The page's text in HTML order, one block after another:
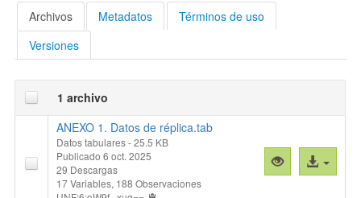
Archivos Metadatos
Términos de uso
Versiones
1 archivo
ANEXO 1. Datos de réplica.tab
Datos tabulares- 25.5 KB
Publicado 6 oct. 2025
29 Descargas
17 Variables, 188 Observaciones
Vista
previa
Acceso
al